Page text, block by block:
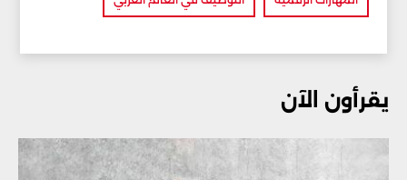
يقرأون الآن